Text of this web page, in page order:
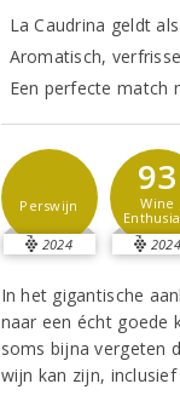
La Caudrina geldt
Aromatisch,
Een perfecte match
Perswijn
2024
93
Wine
2024
In het gigantische
naar een écht goede
soms bijna vergeten
wijn kan zijn,